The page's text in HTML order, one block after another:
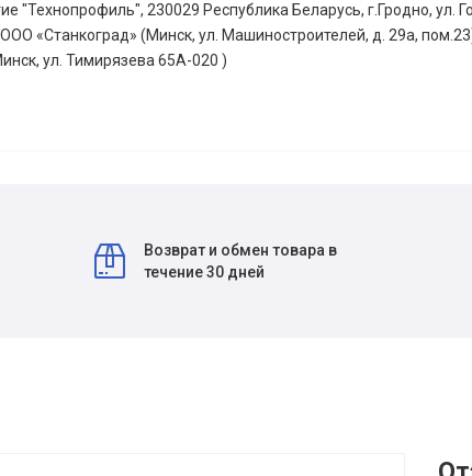
"Технопрофиль", 230029 Республика Беларусь, г.Гродно, ул.
ООО «Станкоград» (Минск, ул. Машиностроителей, д. 29а,
ул. Тимирязева 65А-020 )
Возврат и обмен товара в
течение 30 дней